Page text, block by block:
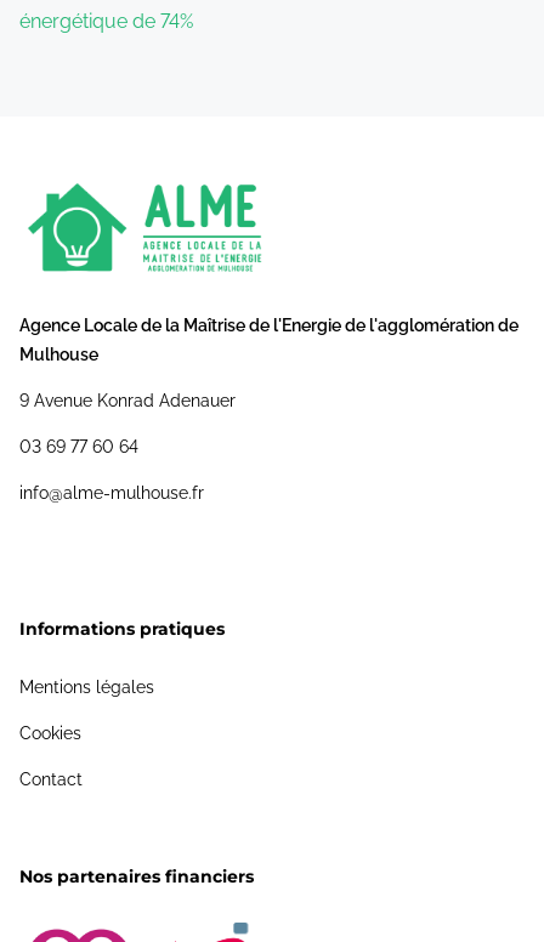
énergétique de 74%
Agence Locale de la Maîtrise de l'Energie de l'agglomération de
Mulhouse
9 Avenue Konrad Adenauer
03 69 77 60 64
info@alme-mulhouse.fr
Informations pratiques
Mentions légales
Cookies
Contact
Nos partenaires financiers